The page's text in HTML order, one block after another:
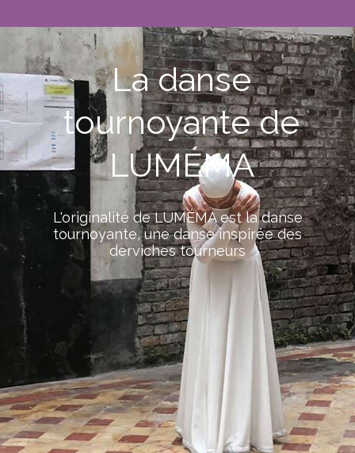
La danse
tournoyante de
LUMÉMA
L'originalité de LUMÉMA est la danse
tournoyante, une danse inspirée des
derviches tourneurs